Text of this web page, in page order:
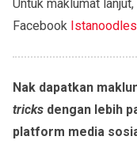
Untuk maklumat
Facebook
Nak dapatkan
tricks dengan lebih
platform media